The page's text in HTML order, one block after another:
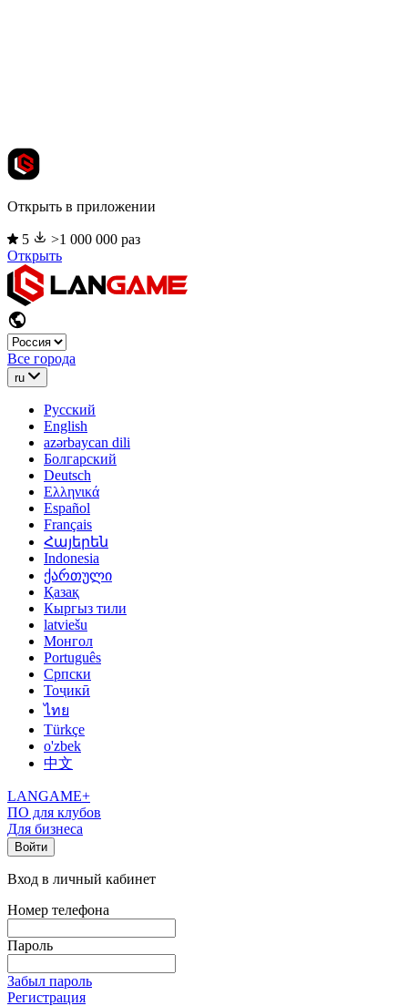
Открыть в приложении
5
>1 000 000 раз
Открыть
Все города
ru
Русский
English
azərbaycan dili
Болгарский
Deutsch
Ελληνικά
Español
Français
Հայերեն
Indonesia
ქართული
Қазақ
Кыргыз тили
latviešu
Монгол
Português
Српски
Тоҷикӣ
ไทย
Türkçe
o'zbek
中文
LANGAME+
ПО для клубов
Для бизнеса
Войти
Вход в личный кабинет
Номер телефона
Пароль
Забыл пароль
Регистрация